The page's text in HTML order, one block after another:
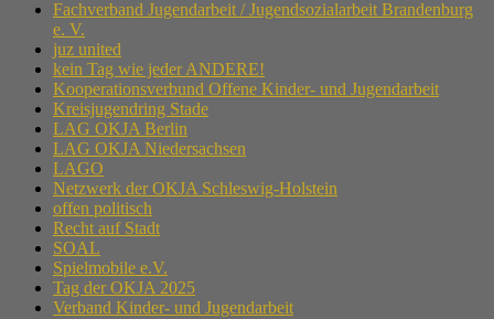
Fachverband Jugendarbeit / Jugendsozialarbeit Brandenburg
e. V.
juz united
kein Tag wie jeder ANDERE!
Kooperationsverbund Offene Kinder- und Jugendarbeit
Kreisjugendring Stade
LAG OKJA Berlin
LAG OKJA Niedersachsen
LAGO
Netzwerk der OKJA Schleswig-Holstein
offen politisch
Recht auf Stadt
SOAL
Spielmobile e.V.
Tag der OKJA 2025
Verband Kinder- und Jugendarbeit